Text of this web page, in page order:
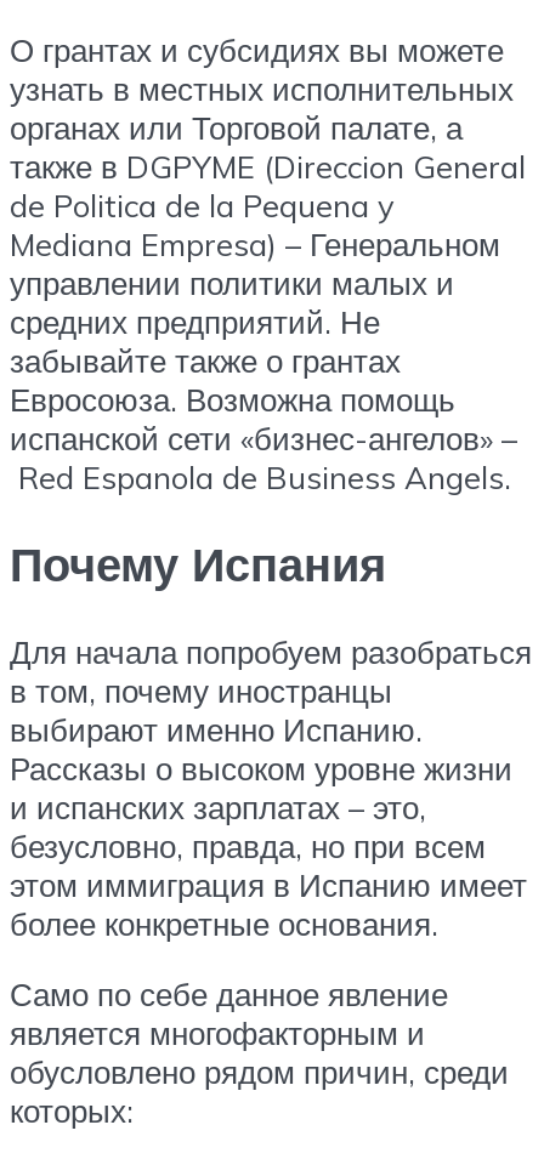
О грантах и субсидиях вы можете
узнать в местных исполнительных
органах или Торговой палате, а
также в DGPYME (Direccion General
de Politica de la Pequena y
Mediana Empresa) – Генеральном
управлении политики малых и
средних предприятий. Не
забывайте также о грантах
Евросоюза. Возможна помощь
испанской сети «бизнес-ангелов» –
Red Espanola de Business Angels.
Почему Испания
Для начала попробуем разобраться
в том, почему иностранцы
выбирают именно Испанию.
Рассказы о высоком уровне жизни
и испанских зарплатах – это,
безусловно, правда, но при всем
этом иммиграция в Испанию имеет
более конкретные основания.
Само по себе данное явление
является многофакторным и
обусловлено рядом причин, среди
которых: